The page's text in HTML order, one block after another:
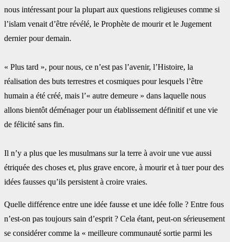
nous intéressant pour la ‎plupart aux questions religieuses comme si
l’islam venait d’être révélé, le Prophète de ‎mourir et le Jugement
dernier pour demain.
‎« Plus tard », pour nous, ce n’est pas l’avenir, l’Histoire, la
réalisation des buts terrestres et ‎cosmiques pour lesquels l’être
humain a été créé, mais l’« autre demeure » dans laquelle ‎nous
allons bientôt déménager pour un établissement définitif et une vie
de félicité sans fin.
Il n’y a plus que les musulmans sur la terre à avoir une vue aussi
étriquée des choses et, plus ‎grave encore, à mourir et à tuer pour des
idées fausses qu’ils persistent à croire vraies. ‎
Quelle différence entre une idée fausse et une idée folle ? Entre fous
n’est-on pas toujours ‎sain d’esprit ? Cela étant, peut-on sérieusement
se considérer comme la « meilleure ‎communauté sortie parmi les